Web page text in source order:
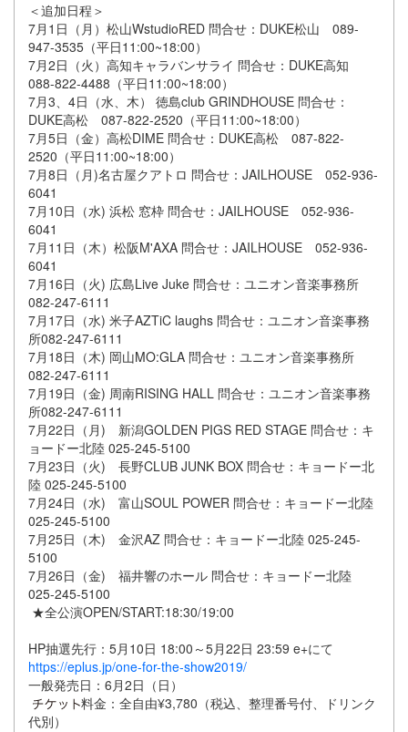
＜追加日程＞
7月1日（月）松山WstudioRED 問合せ：DUKE松山 089-
947-3535（平日11:00~18:00）
7月2日（火）高知キャラバンサライ 問合せ：DUKE高知
088-822-4488（平日11:00~18:00）
7月3、4日（水、木） 徳島club GRINDHOUSE 問合せ：
DUKE高松 087-822-2520（平日11:00~18:00）
7月5日（金）高松DIME 問合せ：DUKE高松 087-822-
2520（平日11:00~18:00）
7月8日（月)名古屋クアトロ 問合せ：JAILHOUSE 052-936-
6041
7月10日（水) 浜松 窓枠 問合せ：JAILHOUSE 052-936-
6041
7月11日（木）松阪M'AXA 問合せ：JAILHOUSE 052-936-
6041
7月16日（火) 広島Live Juke 問合せ：ユニオン音楽事務所
082-247-6111
7月17日（水) 米子AZTiC laughs 問合せ：ユニオン音楽事務
所082-247-6111
7月18日（木) 岡山MO:GLA 問合せ：ユニオン音楽事務所
082-247-6111
7月19日（金) 周南RISING HALL 問合せ：ユニオン音楽事務
所082-247-6111
7月22日（月) 新潟GOLDEN PIGS RED STAGE 問合せ：キ
ョードー北陸 025-245-5100
7月23日（火) 長野CLUB JUNK BOX 問合せ：キョードー北
陸 025-245-5100
7月24日（水) 富山SOUL POWER 問合せ：キョードー北陸
025-245-5100
7月25日（木) 金沢AZ 問合せ：キョードー北陸 025-245-
5100
7月26日（金) 福井響のホール 問合せ：キョードー北陸
025-245-5100
★全公演OPEN/START:18:30/19:00
HP抽選先行：5月10日 18:00～5月22日 23:59 e+にて
https://eplus.jp/one-for-the-show2019/
一般発売日：6月2日（日）
料金：全自由¥3,780（税込、整理番号付、ドリンク
代別）